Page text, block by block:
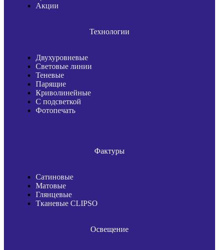
Акции
Технологии
Двухуровневые
Световые линии
Теневые
Парящие
Криволинейные
С подсветкой
Фотопечать
Фактуры
Сатиновые
Матовые
Глянцевые
Тканевые CLIPSO
Освещение